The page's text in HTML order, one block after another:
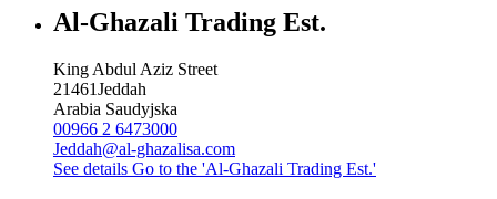
Al-Ghazali Trading Est.
King Abdul Aziz Street
21461Jeddah
Arabia Saudyjska
00966 2 6473000
Jeddah@al-ghazalisa.com
See details Go to the 'Al-Ghazali Trading Est.'